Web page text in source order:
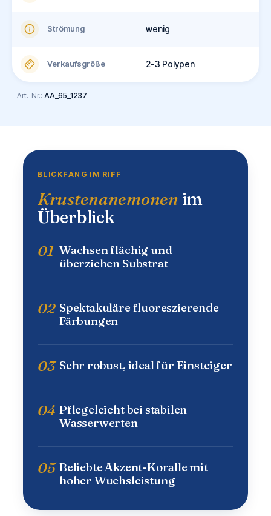
Strömung wenig
Verkaufsgröße 2-3 Polypen
Art.-Nr.: AA_65_1237
BLICKFANG IM RIFF
Krustenanemonen im
Überblick
01 Wachsen flächig und
überziehen Substrat
02 Spektakuläre fluoreszierende
Färbungen
03 Sehr robust, ideal für Einsteiger
04 Pflegeleicht bei stabilen
Wasserwerten
05 Beliebte Akzent-Koralle mit
hoher Wuchsleistung